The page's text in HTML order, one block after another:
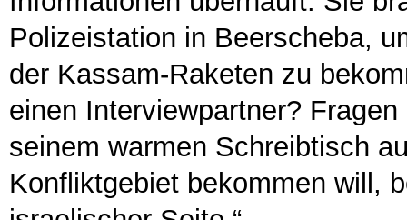
Polizeistation in Beerscheba,
der Kassam-Raketen zu
einen Interviewpartner?
seinem warmen Schreibtisch
Konfliktgebiet bekommen will,